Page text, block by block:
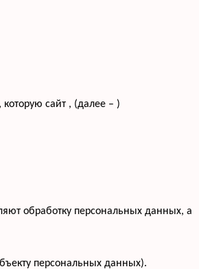
сайт , (далее – )
обработку персональных данных, а
персональных данных).